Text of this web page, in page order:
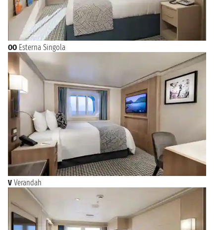
OO Esterna Singola
V Verandah